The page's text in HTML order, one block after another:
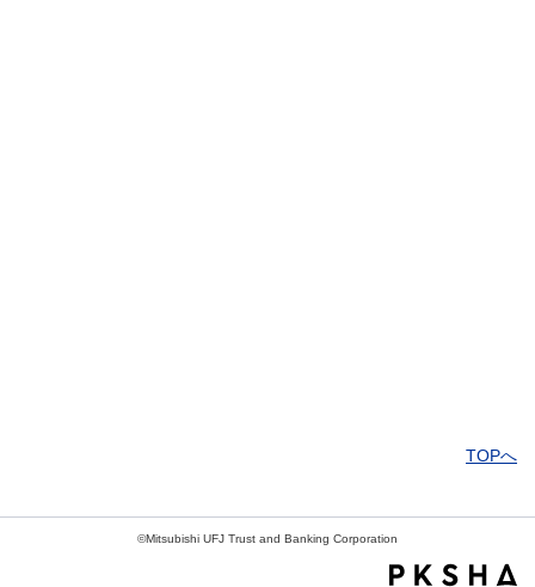
TOPへ
©Mitsubishi UFJ Trust and Banking Corporation